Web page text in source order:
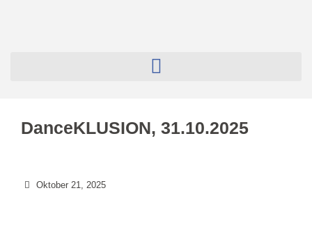
DanceKLUSION, 31.10.2025
Oktober 21, 2025